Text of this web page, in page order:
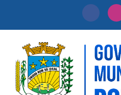
Início / Licitação